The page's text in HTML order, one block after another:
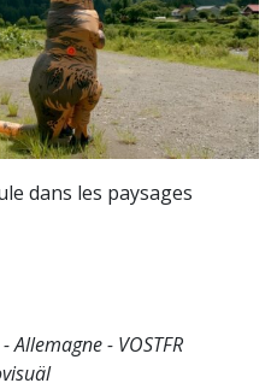
dans les paysages
Allemagne - VOSTFR